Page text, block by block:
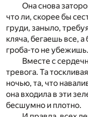
Она снова
что ли, скорее бы
груди, заныло,
кляча, бегаешь все, а
гроба-то не убежишь.
Вместе с
тревога. Та
ночью, та, что
она входила в эти
бесшумно и плотно.